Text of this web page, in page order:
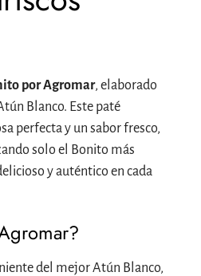
por Agromar, elaborado
Blanco. Este paté
perfecta y un sabor fresco,
solo el Bonito más
y auténtico en cada
del mejor Atún Blanco,